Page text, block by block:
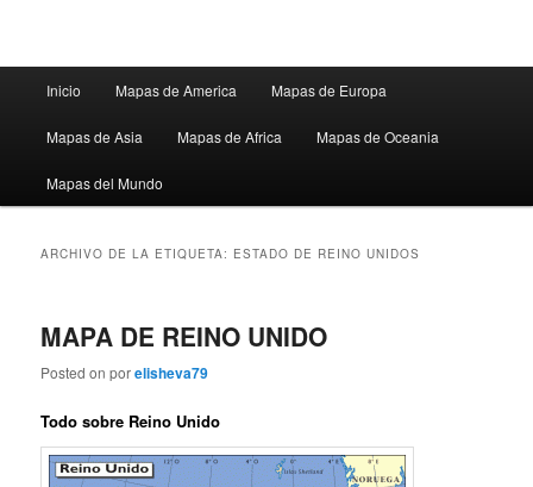
principal
Inicio Mapas de America Mapas de Europa
Mapas de Asia Mapas de Africa Mapas de Oceania
Mapas del Mundo
ARCHIVO DE LA ETIQUETA: ESTADO DE REINO UNIDOS
MAPA DE REINO UNIDO
Posted onporelisheva79
Todo sobre Reino Unido